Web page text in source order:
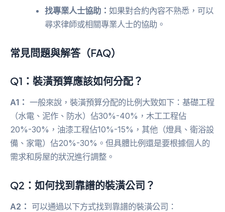
找專業人士協助：如果對合約內容不熟悉，可以
尋求律師或相關專業人士的協助。
常見問題與解答（FAQ）
Q1：裝潢預算應該如何分配？
A1： 一般來說，裝潢預算分配的比例大致如下：基礎工程
（水電、泥作、防水）佔30%-40%，木工工程佔
20%-30%，油漆工程佔10%-15%，其他（燈具、衛浴設
備、家電）佔20%-30%。但具體比例還是要根據個人的
需求和房屋的狀況進行調整。
Q2：如何找到靠譜的裝潢公司？
A2： 可以通過以下方式找到靠譜的裝潢公司：